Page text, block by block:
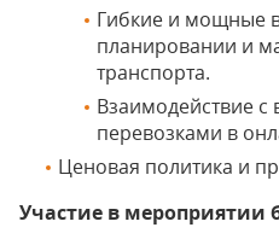
Гибкие и мощные
планировании и
транспорта.
Взаимодействие с
перевозками в
Ценовая политика и
Участие в мероприятии